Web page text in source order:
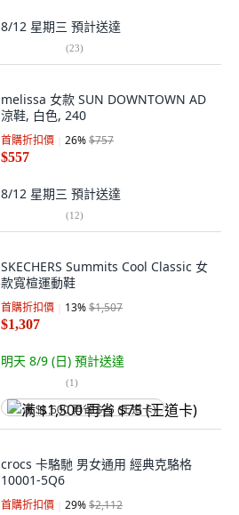
8/12 星期三 預計送達
(23)
melissa 女款 SUN DOWNTOWN AD
涼鞋, 白色, 240
首購折扣價 26%$757
$557
8/12 星期三 預計送達
(12)
SKECHERS Summits Cool Classic 女
款寬楦運動鞋
首購折扣價 13%$1,507
$1,307
明天 8/9 (日) 預計送達
(1)
满 $1,500 再省 $75 (王道卡)
crocs 卡駱馳 男女通用 經典克駱格
10001-5Q6
首購折扣價 29%$2,112